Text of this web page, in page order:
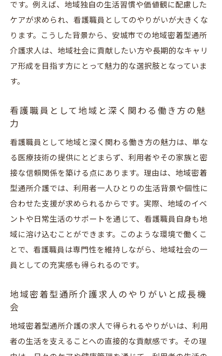
を解説
地域密着型施設で働く魅力と安城市の特色
看護職員求人で注目したい愛知県のサポー
愛知県の看護職員求人動向と安城市の強み
看護職員求人を安城市で探すなら地域密着型通
所介護がおすすめ
安城市で看護職員求人なら地域密着型がお
すすめ
地域密着型通所介護求人で得られる働き方
とは
看護職員が安城市で求人を探すメリットま
とめ
解説
び方
地域密着型通所介護求人で新たなキャリア
を築く
です。例えば、地域独自の生活習慣や価値観に配慮した
ケアが求められ、看護職員としてのやりがいが大きくな
ります。こうした背景から、安城市での地域密着型通所
介護求人は、地域社会に貢献したい方や長期的なキャリ
ア形成を目指す方にとって魅力的な選択肢となっていま
す。
看護職員として地域と深く関わる働き方の魅
力
看護職員として地域と深く関わる働き方の魅力は、単な
る医療技術の提供にとどまらず、利用者やその家族と密
接な信頼関係を築ける点にあります。理由は、地域密着
型通所介護では、利用者一人ひとりの生活背景や個性に
合わせた支援が求められるからです。実際、地域のイベ
ントや日常生活のサポートを通じて、看護職員自身も地
域に溶け込むことができます。このような環境で働くこ
とで、看護職員は専門性を維持しながら、地域社会の一
員としての充実感も得られるのです。
地域密着型通所介護求人のやりがいと成長機
会
地域密着型通所介護の求人で得られるやりがいは、利用
者の生活を支えることへの直接的な貢献感です。その理